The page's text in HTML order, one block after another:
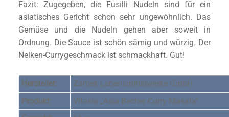
Fazit: Zugegeben, die Fusilli Nudeln sind für ein
asiatisches Gericht schon sehr ungewöhnlich. Das
Gemüse und die Nudeln gehen aber soweit in
Ordnung. Die Sauce ist schön sämig und würzig. Der
Nelken-Currygeschmack ist schmackhaft. Gut!
Hersteller:
Zamek Lebensmittelwerke GmbH
Produkt:
Vitasia „Asia Becher Curry Masala“